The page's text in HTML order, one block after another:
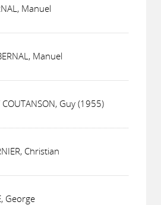
Manuel
Manuel
Guy (1955)
Christian
George